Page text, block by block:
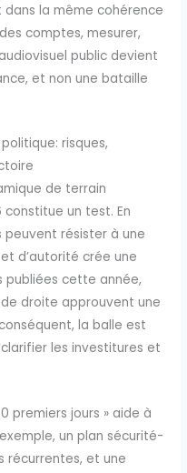
dans la même cohérence
comptes, mesurer,
public devient
et non une bataille
risques,
de terrain
un test. En
résister à une
d’autorité crée une
publiées cette année,
droite approuvent une
la balle est
les investitures et
premiers jours » aide à
un plan sécurité-
récurrentes, et une